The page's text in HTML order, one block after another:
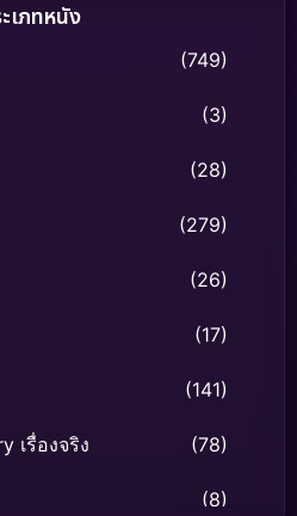
เภทหนัง
(749)
(3)
(28)
(279)
(26)
(17)
(141)
เรื่องจริง (78)
(8)